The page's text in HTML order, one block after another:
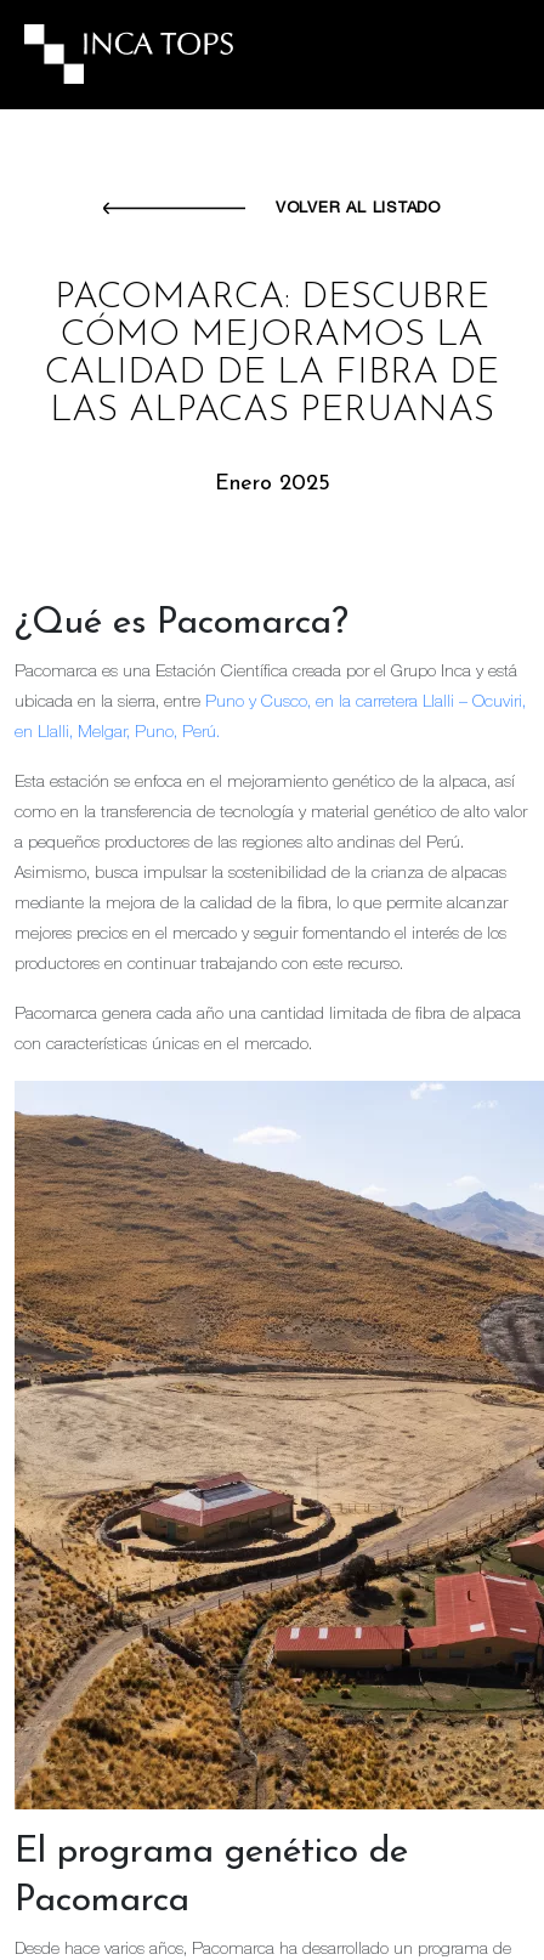
VOLVER AL LISTADO
PACOMARCA: DESCUBRE
CÓMO MEJORAMOS LA
CALIDAD DE LA FIBRA DE
LAS ALPACAS PERUANAS
Enero 2025
¿Qué es Pacomarca?
Pacomarca es una Estación Científica creada por el Grupo Inca y está
ubicada en la sierra, entre Puno y Cusco, en la carretera Llalli – Ocuviri,
en Llalli, Melgar, Puno, Perú.
Esta estación se enfoca en el mejoramiento genético de la alpaca, así
como en la transferencia de tecnología y material genético de alto valor
a pequeños productores de las regiones alto andinas del Perú.
Asimismo, busca impulsar la sostenibilidad de la crianza de alpacas
mediante la mejora de la calidad de la fibra, lo que permite alcanzar
mejores precios en el mercado y seguir fomentando el interés de los
productores en continuar trabajando con este recurso.
Pacomarca genera cada año una cantidad limitada de fibra de alpaca
con características únicas en el mercado.
El programa genético de
Pacomarca
Desde hace varios años, Pacomarca ha desarrollado un programa de